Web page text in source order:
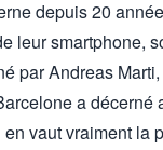
depuis 20
leur smartphone,
par Andreas
a
vaut vraiment la